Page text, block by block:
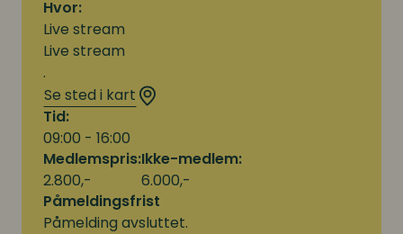
Hvor:
Live stream
Live stream
.
Se sted i kart
Tid:
09:00 - 16:00
Medlemspris:
2.800,-
Ikke-medlem:
6.000,-
Påmeldingsfrist
Påmelding avsluttet.